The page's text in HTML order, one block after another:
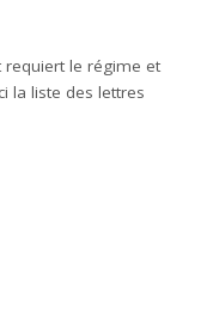
requiert le régime et
la liste des lettres